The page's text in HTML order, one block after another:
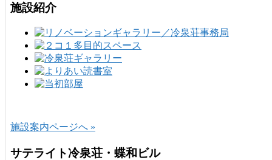
施設紹介
施設案内ページへ »
サテライト冷泉荘・蝶和ビル